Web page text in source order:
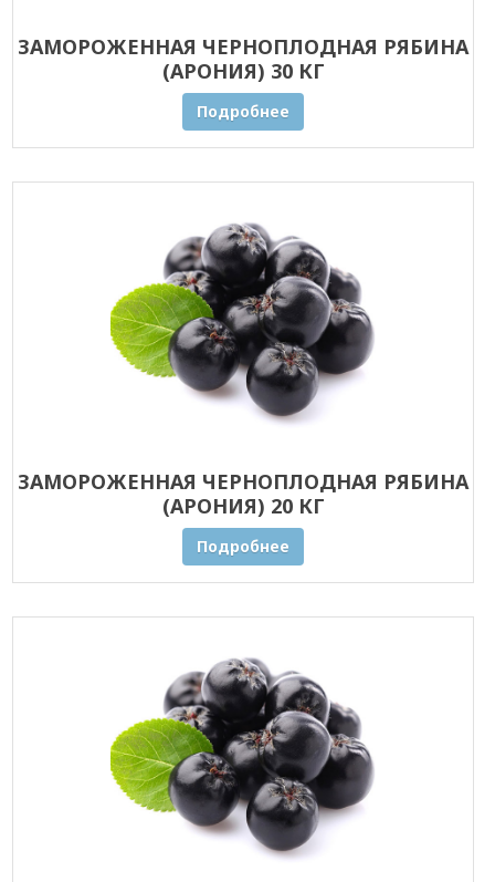
ЗАМОРОЖЕННАЯ ЧЕРНОПЛОДНАЯ РЯБИНА
(АРОНИЯ) 30 КГ
Подробнее
ЗАМОРОЖЕННАЯ ЧЕРНОПЛОДНАЯ РЯБИНА
(АРОНИЯ) 20 КГ
Подробнее